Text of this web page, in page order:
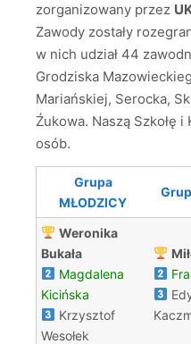
zorganizowany przez
Zawody zostały
w nich udział 44
Grodziska
Mariańskiej, Serocka,
Źukowa. Naszą Szkołę
osób.
Grupa
MŁODZICY
Weronika
Bukała
Magdalena
Kicińska
Krzysztof
Wesołek